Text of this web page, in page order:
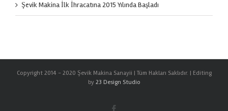
Şevik Makina İlk İhracatına 2015 Yılında Başladı
Copyright 2014 - 2020 Şevik Makina Sanayii | Tüm Hakları Saklıdır. | Editing
by 23 Design Studio